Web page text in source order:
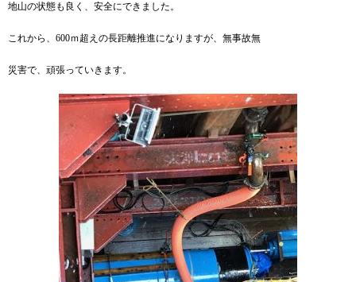
地山の状態も良く、安全にできました。
これから、600ｍ超えの長距離推進になりますが、無事故無
災害で、頑張っていきます。